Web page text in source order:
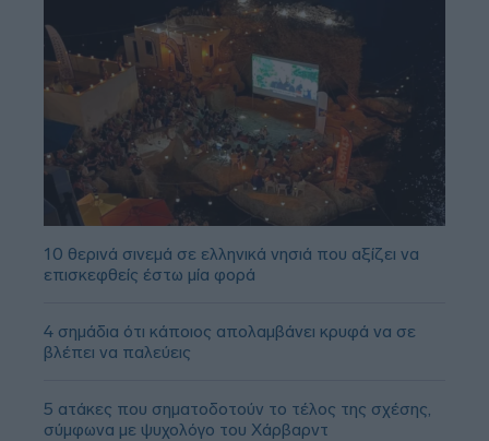
10 θερινά σινεμά σε ελληνικά νησιά που αξίζει να
επισκεφθείς έστω μία φορά
4 σημάδια ότι κάποιος απολαμβάνει κρυφά να σε
βλέπει να παλεύεις
5 ατάκες που σηματοδοτούν το τέλος της σχέσης,
σύμφωνα με ψυχολόγο του Χάρβαρντ